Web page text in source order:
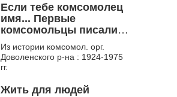
Если тебе комсомолец
имя... Первые
комсомольцы писали
Н.К. Крупской
Из истории комсомол. орг.
Доволенского р-на : 1924-1975
гг.
Жить для людей